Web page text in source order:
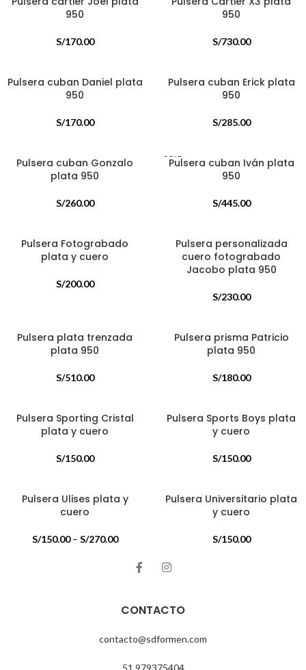
950
S/170.00
950
S/730.00
Pulsera cuban Daniel plata
950
S/170.00
Pulsera cuban Erick plata
950
S/285.00
Pulsera cuban Gonzalo
plata 950
S/260.00
SOLD
OUT
Pulsera cuban Iván plata
950
S/445.00
Pulsera Fotograbado
plata y cuero
S/200.00
Pulsera personalizada
cuero fotograbado
Jacobo plata 950
S/230.00
Pulsera plata trenzada
plata 950
S/510.00
Pulsera prisma Patricio
plata 950
S/180.00
Pulsera Sporting Cristal
plata y cuero
S/150.00
Pulsera Sports Boys plata
y cuero
S/150.00
Pulsera Ulises plata y
cuero
S/150.00– S/270.00
Pulsera Universitario plata
y cuero
S/150.00
CONTACTO
contacto@sdformen.com
51 979375404